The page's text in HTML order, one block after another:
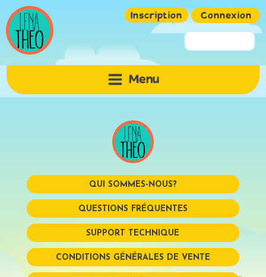
Inscription Connexion
Mot de passe
Mémoriser
Menu
QUI SOMMES-NOUS?
QUESTIONS FRÉQUENTES
SUPPORT TECHNIQUE
CONDITIONS GÉNÉRALES DE VENTE